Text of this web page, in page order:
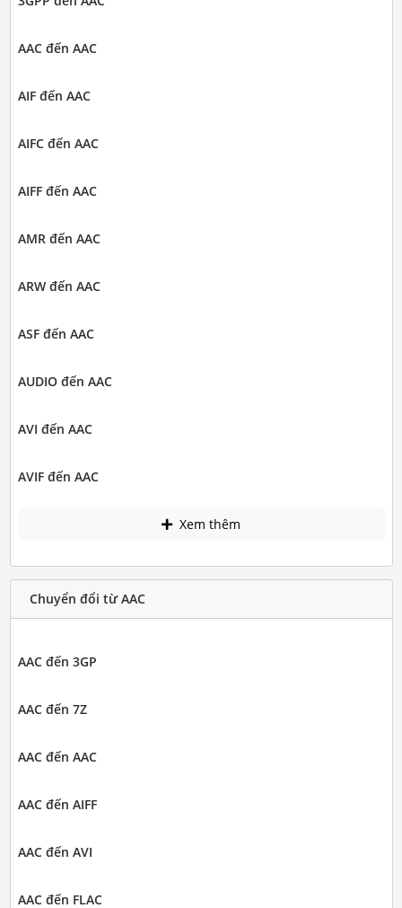
AAC đến AAC
AIF đến AAC
AIFC đến AAC
AIFF đến AAC
AMR đến AAC
ARW đến AAC
ASF đến AAC
AUDIO đến AAC
AVI đến AAC
AVIF đến AAC
Xem thêm
Chuyển đổi từ AAC
AAC đến 3GP
AAC đến 7Z
AAC đến AAC
AAC đến AIFF
AAC đến AVI
AAC đến FLAC